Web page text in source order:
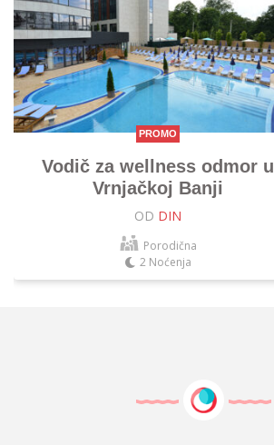
PROMO
Vodič za wellness odmor u
Vrnjačkoj Banji
OD DIN
Porodična
2 Noćenja